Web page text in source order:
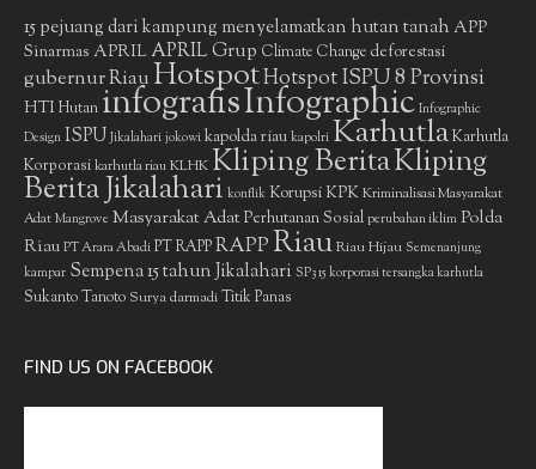
15 pejuang dari kampung menyelamatkan hutan tanah APP
Sinarmas APRIL APRIL Grup Climate Change deforestasi
gubernur RiauHotspotHotspot ISPU 8 Provinsi
HTIHutan infografisInfographic Infographic
Design ISPU Jikalahari jokowi kapolda riau kapolri KarhutlaKarhutla
Korporasikarhutla riauKLHKKliping BeritaKliping
Berita Jikalahari konflik Korupsi KPKKriminalisasi Masyarakat
Adat Mangrove Masyarakat AdatPerhutanan Sosial perubahan iklim Polda
Riau PT Arara Abadi PT RAPPRAPPRiauRiau Hijau Semenanjung
kampar Sempena 15 tahun Jikalahari SP3 15 korporasi tersangka karhutla
Sukanto Tanoto Surya darmadiTitik Panas
FIND US ON FACEBOOK